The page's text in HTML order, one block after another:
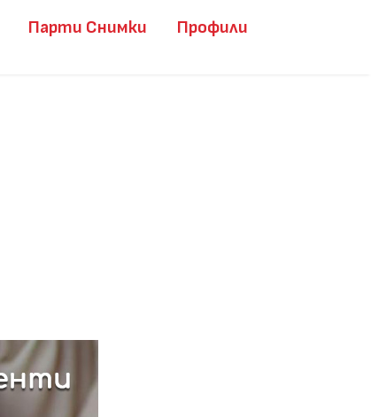
Парти Снимки Профили